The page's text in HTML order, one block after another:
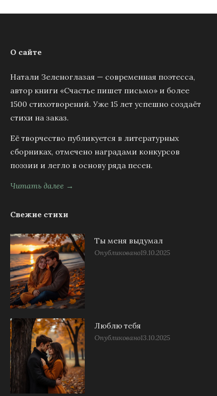
О сайте
Натали Зеленоглазая — современная поэтесса,
автор книги «Счастье пишет письмо» и более
1500 стихотворений. Уже 15 лет успешно создаёт
стихи на заказ.
Её творчество публикуется в литературных
сборниках, отмечено наградами конкурсов
поэзии и легло в основу ряда песен.
Читать далее →
Свежие стихи
Ты меня выдумал
Опубликовано19.10.2025
Люблю тебя
Опубликовано13.10.2025